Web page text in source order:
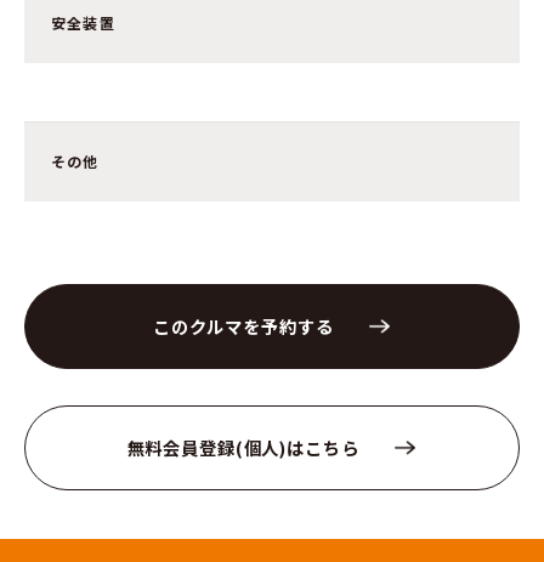
安全装置
その他
このクルマを予約する
無料会員登録(個人)はこちら